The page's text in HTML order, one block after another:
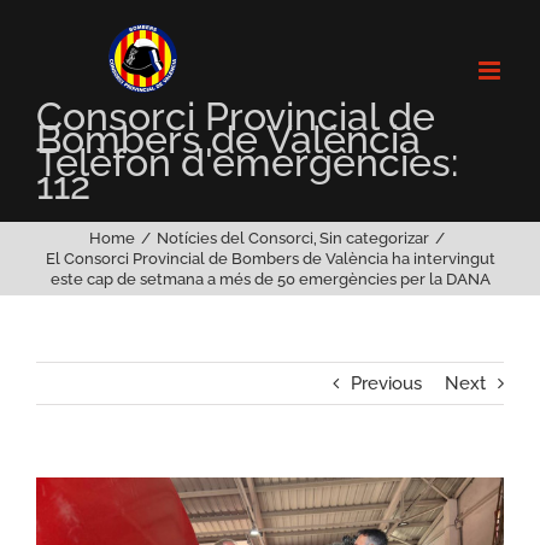
Consorci Provincial de
Bombers de València
Telèfon d'emergències:
112
Home Notícies del Consorci Sin categorizar
El Consorci Provincial de Bombers de València ha intervingut
este cap de setmana a més de 50 emergències per la DANA
Previous Next
View
Larger
Image